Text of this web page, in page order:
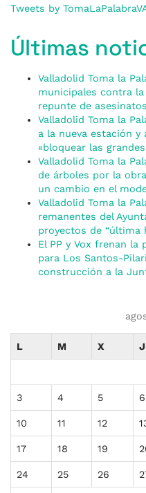
Tweets by
Últimas
Valladolid Toma la
municipales contra
repunte de asesinatos
Valladolid Toma la
a la nueva estación y
«bloquear las
Valladolid Toma la
de árboles por la
un cambio en el
Valladolid Toma la
remanentes del
proyectos de “última
El PP y Vox frenan
para Los Santos-
construcción a la
L M X J
3 4 5 6
10 11 12
17 18 19
24 25 26